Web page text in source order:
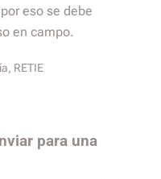
eso se debe
en campo.
RETIE
para una